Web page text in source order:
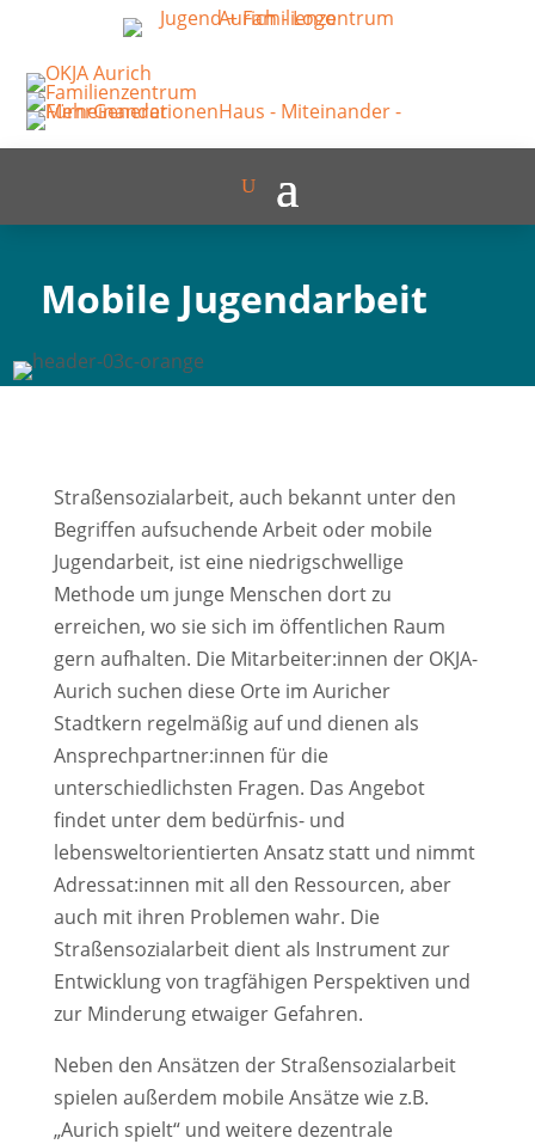
Mobile Jugendarbeit
Straßensozialarbeit, auch bekannt unter den
Begriffen aufsuchende Arbeit oder mobile
Jugendarbeit, ist eine niedrigschwellige
Methode um junge Menschen dort zu
erreichen, wo sie sich im öffentlichen Raum
gern aufhalten. Die Mitarbeiter:innen der OKJA-
Aurich suchen diese Orte im Auricher
Stadtkern regelmäßig auf und dienen als
Ansprechpartner:innen für die
unterschiedlichsten Fragen. Das Angebot
findet unter dem bedürfnis- und
lebensweltorientierten Ansatz statt und nimmt
Adressat:innen mit all den Ressourcen, aber
auch mit ihren Problemen wahr. Die
Straßensozialarbeit dient als Instrument zur
Entwicklung von tragfähigen Perspektiven und
zur Minderung etwaiger Gefahren.
Neben den Ansätzen der Straßensozialarbeit
spielen außerdem mobile Ansätze wie z.B.
„Aurich spielt“ und weitere dezentrale